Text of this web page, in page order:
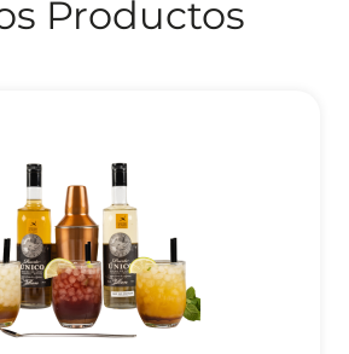
Productos